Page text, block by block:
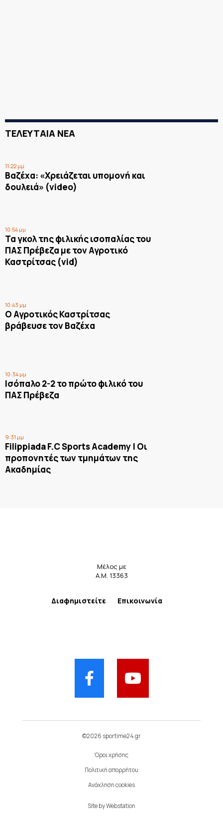
ΤΕΛΕΥΤΑΙΑ ΝΕΑ
11:22 μμ
Βαζέχα: «Χρειάζεται υπομονή και
δουλειά» (video)
10:54 μμ
Τα γκολ της φιλικής ισοπαλίας του
ΠΑΣ Πρέβεζα με τον Αγροτικό
Καστρίτσας (vid)
10:43 μμ
Ο Αγροτικός Καστρίτσας
βράβευσε τον Βαζέχα
10:34 μμ
Ισόπαλο 2-2 το πρώτο φιλικό του
ΠΑΣ Πρέβεζα
9:31 μμ
Filippiada F.C Sports Academy | Οι
προπονητές των τμημάτων της
Ακαδημίας
Μέλος με
Α.Μ. 13363
Διαφημιστείτε Επικοινωνία
©2026 sportime24.gr
Όροι χρήσης
Πολιτική απορρήτου
Ανάκληση cookies
Site byWebstation